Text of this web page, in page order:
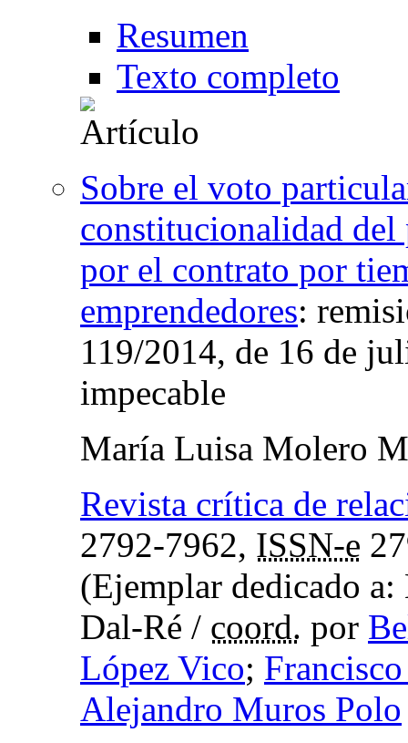
Resumen
Texto completo
Sobre el voto
constitucionalidad del
por el contrato por
emprendedores:
119/2014, de 16 de
impecable
María Luisa Molero
Revista crítica de
2792-7962, ISSN-e
(Ejemplar dedicado a:
Dal-Ré / coord. por
López Vico;
Alejandro Muros Polo